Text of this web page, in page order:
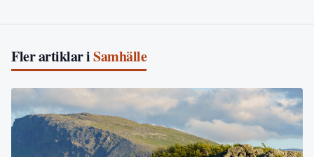
Fler artiklar iSamhälle